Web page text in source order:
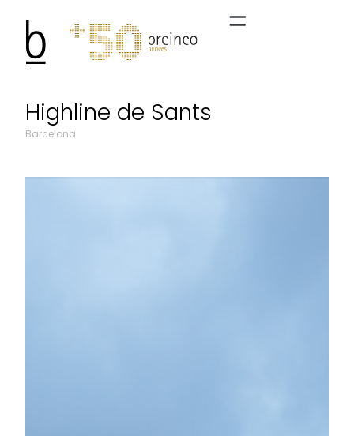
Highline de Sants
Barcelona